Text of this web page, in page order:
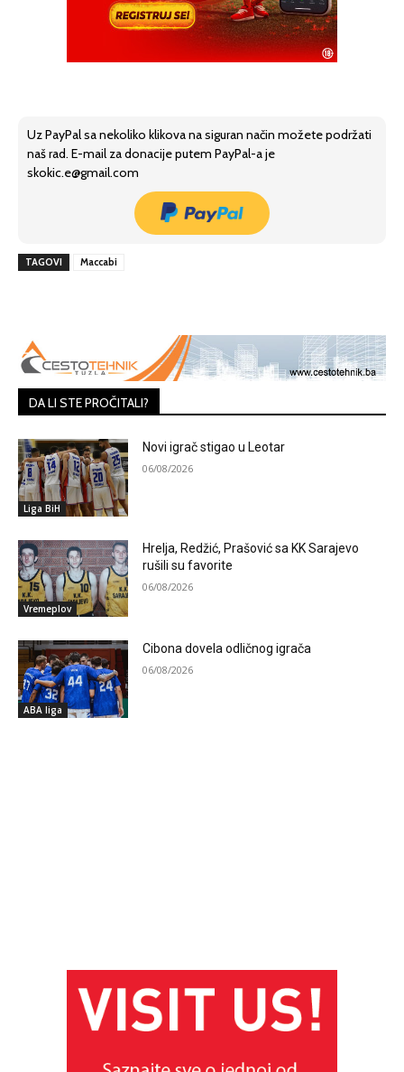
Uz PayPal sa nekoliko klikova na siguran način možete podržati
naš rad. E-mail za donacije putem PayPal-a je
skokic.e@gmail.com
TAGOVI Maccabi
DA LI STE PROČITALI?
Liga BiH
Novi igrač stigao u Leotar
06/08/2026
Vremeplov
Hrelja, Redžić, Prašović sa KK Sarajevo
rušili su favorite
06/08/2026
ABA liga
Cibona dovela odličnog igrača
06/08/2026